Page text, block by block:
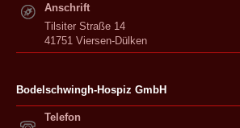
Anschrift
Tilsiter Straße 14
41751 Viersen-Dülken
Bodelschwingh-Hospiz GmbH
Telefon